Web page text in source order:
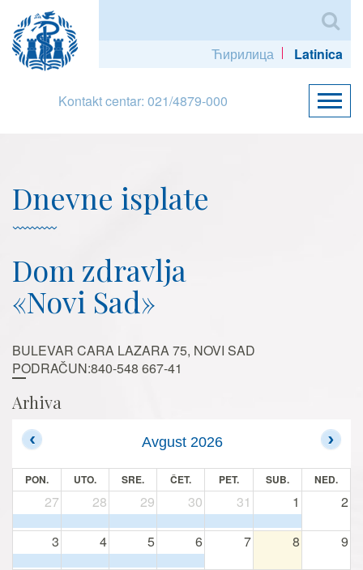
Ћирилица Latinica
Kontakt centar: 021/4879-000
Dnevne isplate
Dom zdravlja
«Novi Sad»
BULEVAR CARA LAZARA 75, NOVI SAD
PODRAČUN:840-548 667-41
Arhiva
Avgust 2026
PON. UTO. SRE. ČET. PET. SUB. NED.
27 28 29 30 31 1 2
3 4 5 6 7 8 9